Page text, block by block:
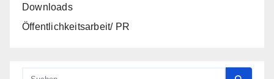
Downloads
Öffentlichkeitsarbeit/ PR